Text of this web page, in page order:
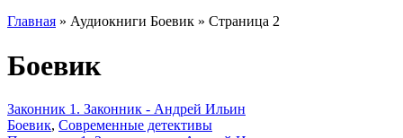
Главная » Аудиокниги Боевик » Страница 2
Боевик
Законник 1. Законник - Андрей Ильин
Боевик, Современные детективы